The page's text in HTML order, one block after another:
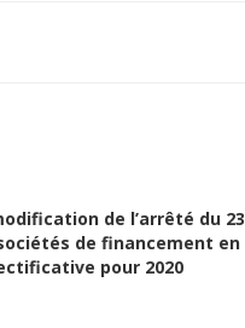
de l’arrêté du
de financement en
pour 2020